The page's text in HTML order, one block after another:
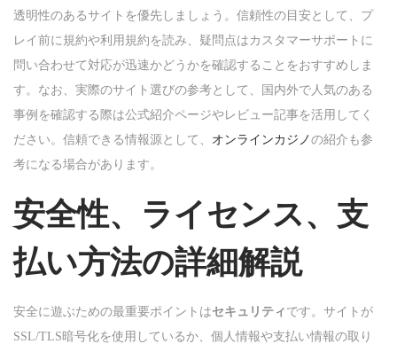
透明性のあるサイトを優先しましょう。信頼性の目安として、プ
レイ前に規約や利用規約を読み、疑問点はカスタマーサポートに
問い合わせて対応が迅速かどうかを確認することをおすすめしま
す。なお、実際のサイト選びの参考として、国内外で人気のある
事例を確認する際は公式紹介ページやレビュー記事を活用してく
ださい。信頼できる情報源として、 オンラインカジノ の紹介も参
考になる場合があります。
安全性、ライセンス、支
払い方法の詳細解説
安全に遊ぶための最重要ポイントはセキュリティ です。サイトが
SSL/TLS暗号化を使用しているか、個人情報や支払い情報の取り